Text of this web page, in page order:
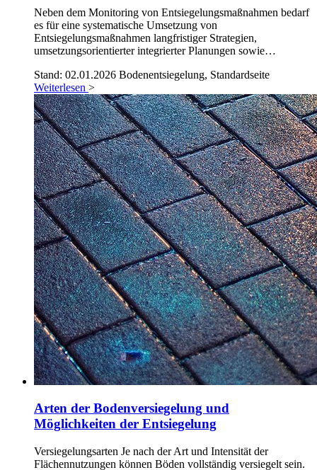
Neben dem Monitoring von Entsiegelungsmaßnahmen bedarf
es für eine systematische Umsetzung von
Entsiegelungsmaßnahmen langfristiger Strategien,
umsetzungsorientierter integrierter Planungen sowie…
Stand: 02.01.2026 Bodenentsiegelung, Standardseite
Weiterlesen >
Arten der Bodenversiegelung und
Möglichkeiten der Entsiegelung
Versiegelungsarten Je nach der Art und Intensität der
Flächennutzungen können Böden vollständig versiegelt sein.